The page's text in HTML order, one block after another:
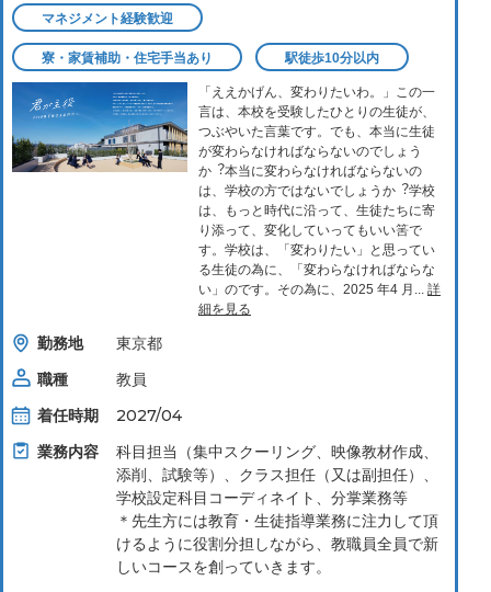
マネジメント経験歓迎
寮・家賃補助・住宅手当あり 駅徒歩10分以内
「ええかげん、変わりたいわ。」この⼀
⾔は、本校を受験したひとりの⽣徒が、
つぶやいた⾔葉です。でも、本当に⽣徒
が変わらなければならないのでしょう
か︖本当に変わらなければならないの
は、学校の⽅ではないでしょうか︖学校
は、もっと時代に沿って、⽣徒たちに寄
り添って、変化していってもいい筈で
す。学校は、「変わりたい」と思ってい
る⽣徒の為に、「変わらなければならな
い」のです。その為に、2025 年4 ⽉... 詳
細を見る
勤務地
東京都
職種
教員
着任時期
2027/04
業務内容
科⽬担当（集中スクーリング、映像教材作成、
添削、試験等）、クラス担任（⼜は副担任）、
学校設定科⽬コーディネイト、分掌業務等
＊先⽣⽅には教育・⽣徒指導業務に注⼒して頂
けるように役割分担しながら、教職員全員で新
しいコースを創っていきます。